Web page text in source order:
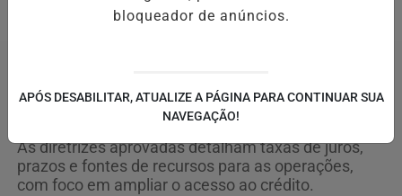
CMN regulamenta programas Fies
Empreendedor e Desenrola Adimplentes
As diretrizes aprovadas detalham taxas de juros,
prazos e fontes de recursos para as operações,
com foco em ampliar o acesso ao crédito.
bloqueador de anúncios.
APÓS DESABILITAR, ATUALIZE A PÁGINA PARA CONTINUAR SUA
NAVEGAÇÃO!